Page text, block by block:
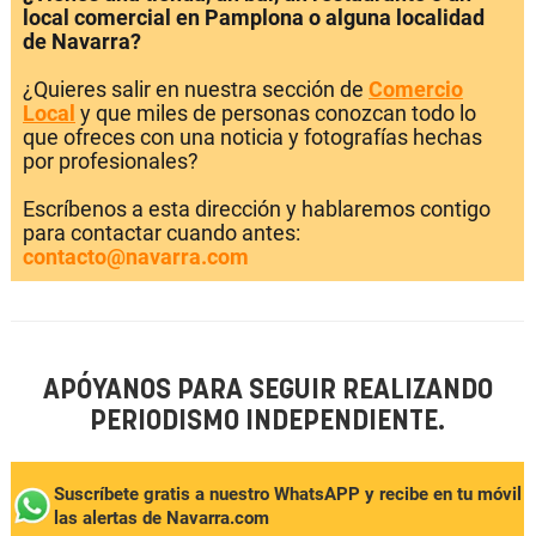
local comercial en Pamplona o alguna localidad
de Navarra?
¿Quieres salir en nuestra sección de Comercio
Local y que miles de personas conozcan todo lo
que ofreces con una noticia y fotografías hechas
por profesionales?
Escríbenos a esta dirección y hablaremos contigo
para contactar cuando antes:
contacto@navarra.com
APÓYANOS PARA SEGUIR REALIZANDO
PERIODISMO INDEPENDIENTE.
Suscríbete gratis a nuestro WhatsAPP y recibe en tu móvil
las alertas de Navarra.com